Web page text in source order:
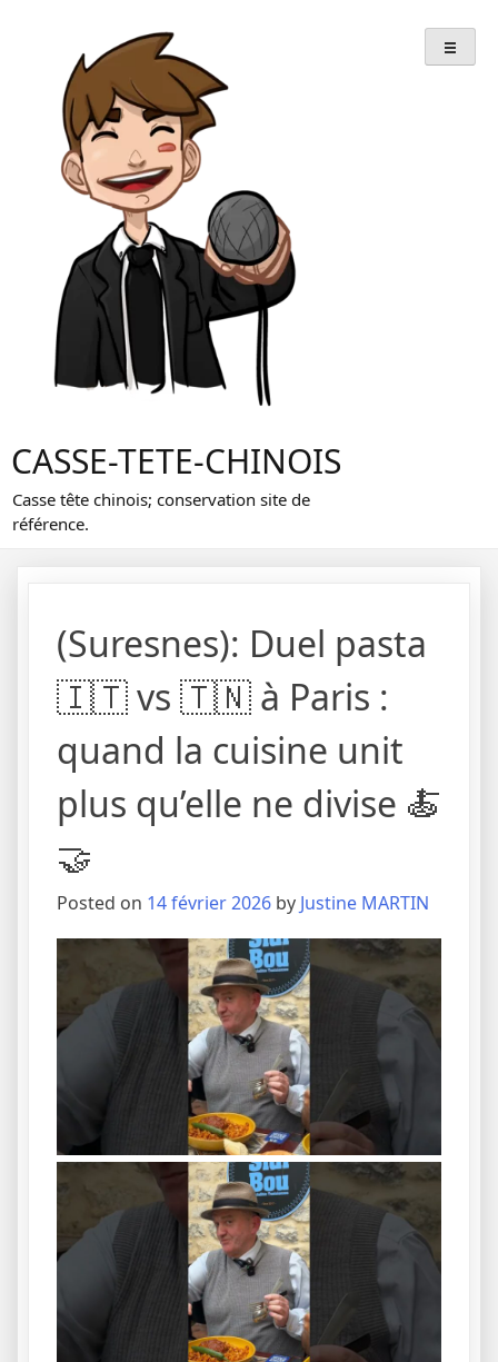
CASSE-TETE-CHINOIS
Casse tête chinois; conservation site de
référence.
(Suresnes): Duel pasta
🇮🇹 vs 🇹🇳 à Paris :
quand la cuisine unit
plus qu’elle ne divise 🍝
🤝
Posted on 14 février 2026 by Justine MARTIN